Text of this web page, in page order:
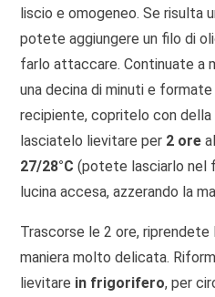
liscio e omogeneo. Se risulta
potete aggiungere un filo di
farlo attaccare. Continuate a
una decina di minuti e
recipiente, copritelo con
lasciatelo lievitare per 2 ore
27/28°C(potete lasciarlo nel
lucina accesa, azzerando la
Trascorse le 2 ore, riprendete
maniera molto delicata.
lievitare in frigorifero, per